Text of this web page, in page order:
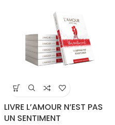
LIVRE L’AMOUR N’EST PAS
UN SENTIMENT